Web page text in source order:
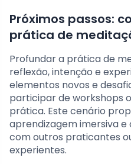
Próximos passos:
prática de
Profundar a prática de
reflexão, intenção e
elementos novos e
participar de workshops
prática. Este cenário
aprendizagem imersiva
com outros praticantes
experientes.